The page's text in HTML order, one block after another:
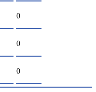
0
0
0